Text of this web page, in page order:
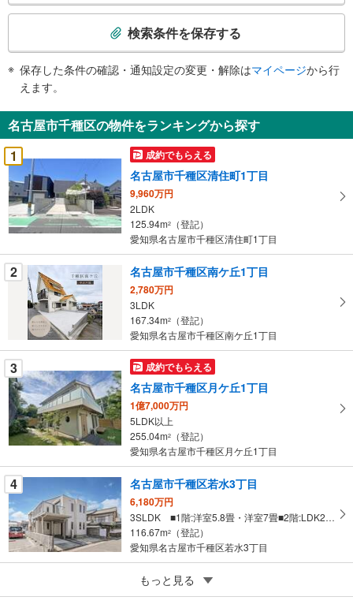
検
知
を
受
け
取
る
・
条
件
を
ジ
に
保
存
す
る
検索条件を保存する
保存した条件の確認・通知設定の変更・解除はマイページから行
えます。
名古屋市千種区の物件をランキングから探す
1
成約でもらえる
名古屋市千種区清住町1丁目
9,960万円
2LDK
125.94m2
（登記）
愛知県名古屋市千種区清住町1丁目
2 名古屋市千種区南ケ丘1丁目
2,780万円
3LDK
167.34m2
（登記）
愛知県名古屋市千種区南ケ丘1丁目
3 成約でもらえる
名古屋市千種区月ケ丘1丁目
1億7,000万円
5LDK以上
255.04m2
（登記）
愛知県名古屋市千種区月ケ丘1丁目
4 名古屋市千種区若水3丁目
6,180万円
3SLDK ■1階:洋室5.8畳・洋室7畳■2階:LDK27.6畳
116.67m2
（登記）
愛知県名古屋市千種区若水3丁目
成約でもらえる
名古屋市千種区赤坂町4丁目
もっと見る